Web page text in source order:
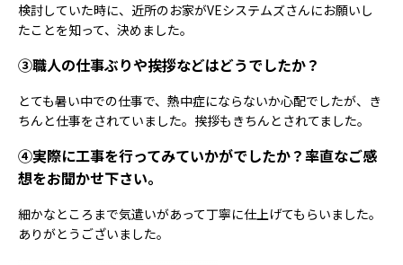
検討していた時に、近所のお家がVEシステムズさんにお願いし
たことを知って、決めました。
③職人の仕事ぶりや挨拶などはどうでしたか？
とても暑い中での仕事で、熱中症にならないか心配でしたが、き
ちんと仕事をされていました。挨拶もきちんとされてました。
④実際に工事を行ってみていかがでしたか？率直なご感
想をお聞かせ下さい。
細かなところまで気遣いがあって丁寧に仕上げてもらいました。
ありがとうございました。